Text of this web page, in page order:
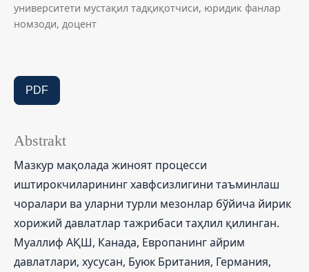
университети мустақил тадқиқотчиси, юридик фанлар
номзоди, доцент
PDF
Abstrakt
Мазкур мақолада жиноят процесси
иштирокчиларининг хавфсизлигини таъминлаш
чоралари ва уларни турли мезонлар бўйича йирик
хорижий давлатлар тажрибаси таҳлил қилинган.
Муаллиф АҚШ, Канада, Европанинг айрим
давлатлари, хусусан, Буюк Британия, Германия,